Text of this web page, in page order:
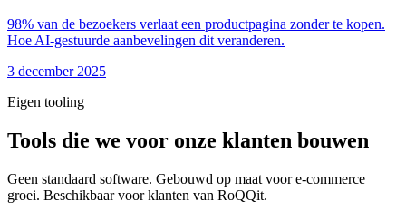
98% van de bezoekers verlaat een productpagina zonder te kopen.
Hoe AI-gestuurde aanbevelingen dit veranderen.
3 december 2025
Eigen tooling
Tools die we voor onze klanten bouwen
Geen standaard software. Gebouwd op maat voor e-commerce
groei. Beschikbaar voor klanten van RoQQit.